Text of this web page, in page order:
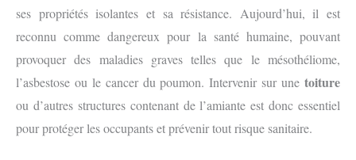
ses propriétés isolantes et sa résistance. Aujourd’hui, il est
reconnu comme dangereux pour la santé humaine, pouvant
provoquer des maladies graves telles que le mésothéliome,
l’asbestose ou le cancer du poumon. Intervenir sur une toiture
ou d’autres structures contenant de l’amiante est donc essentiel
pour protéger les occupants et prévenir tout risque sanitaire.